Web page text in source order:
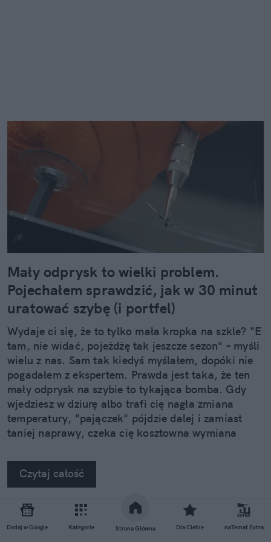
Dodaj w Google Kategorie Strona Główna Dla Ciebie naTemat Extra
Mały odprysk to wielki problem.
Pojechałem sprawdzić, jak w 30 minut
uratować szybę (i portfel)
Wydaje ci się, że to tylko mała kropka na szkle? "E
tam, nie widać, pojeżdżę tak jeszcze sezon" – myśli
wielu z nas. Sam tak kiedyś myślałem, dopóki nie
pogadałem z ekspertem. Prawda jest taka, że ten
mały odprysk na szybie to tykająca bomba. Gdy
wjedziesz w dziurę albo trafi cię nagła zmiana
temperatury, "pajączek" pójdzie dalej i zamiast
taniej naprawy, czeka cię kosztowna wymiana
na własne oczy zobaczyć, jak profesjonaliści radzą
sobie z takimi uszkodzeniami.
Czytaj całość